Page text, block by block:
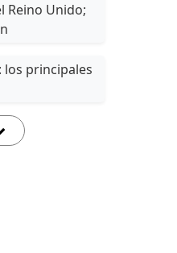
Reino Unido;
los principales